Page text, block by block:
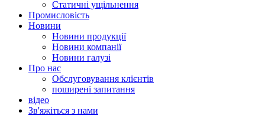
Статичні ущільнення
Промисловість
Новини
Новини продукції
Новини компанії
Новини галузі
Про нас
Обслуговування клієнтів
поширені запитання
відео
Зв'яжіться з нами